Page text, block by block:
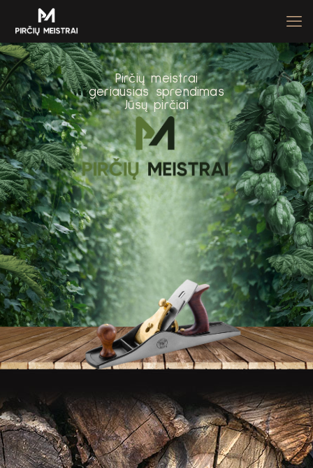
Pirčių meistrai
geriausias sprendimas
Jūsų pirčiai